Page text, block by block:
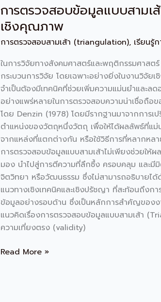
การตรวจสอบข้อมูลแบบสามเ
เชิงคุณภาพ
การตรวจสอบสามเส้า (triangulation), เรียนรู้
ในการวิจัยทางสังคมศาสตร์และพฤติกรรมศาส
กระบวนการวิจัย โดยเฉพาะอย่างยิ่งในงานวิจั
จำเป็นต้องมีเทคนิคที่ช่วยเพิ่มความแม่นยำและล
อย่างแพร่หลายในการตรวจสอบความน่าเชื่อถื
โดย Denzin (1978) โดยมีรากฐานมาจากการ
ตำแหน่งของวัตถุหนึ่งวัตถุ เพื่อให้ได้ผลลัพธ์ที่แม่
จากแหล่งที่แตกต่างกัน หรือใช้วิธีการที่หลากหล
การตรวจสอบข้อมูลแบบสามเส้าไม่เพียงช่วยให้
มอง นำไปสู่การตีความที่ลึกซึ้ง ครอบคลุม และ
จิตวิทยา หรือวัฒนธรรม ซึ่งไม่สามารถอธิบายไ
แนวทางเชิงเทคนิคและเชิงปรัชญา ที่สะท้อนถึง
ข้อมูลอย่างรอบด้าน ซึ่งเป็นหลักการสำคัญของ
แนวคิดเรื่องการตรวจสอบข้อมูลแบบสามเส้า
ความเที่ยงตรง (validity)
การ
ตรวจ
สอบ
ข้อมูล
แบบ
เส้า
(Triangulation):
แนวทาง
เพิ่ม
ถือ
การ
วิจัย
Read More »